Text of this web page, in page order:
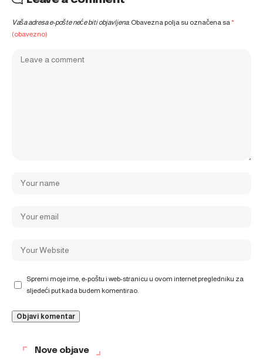
Vaša adresa e-pošte neće biti objavljena. Obavezna polja su označena sa*
(obavezno)
Spremi moje ime, e-poštu i web-stranicu u ovom internet pregledniku za
sljedeći put kada budem komentirao.
Nove objave